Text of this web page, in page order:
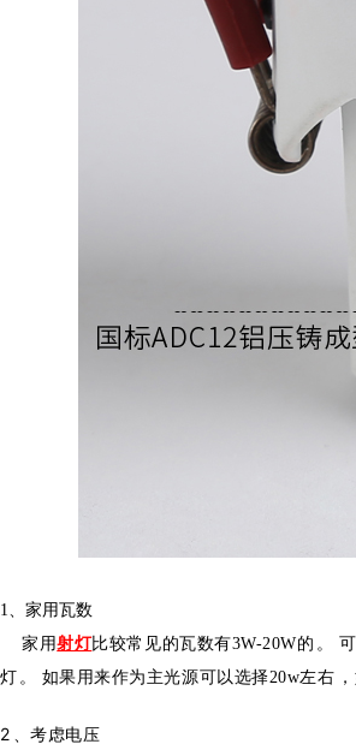
1、家用瓦数
家用射灯比较常见的瓦数有3W-20W的。
灯。
如果用来作为主光源可以选择20w左右
2、考虑电压